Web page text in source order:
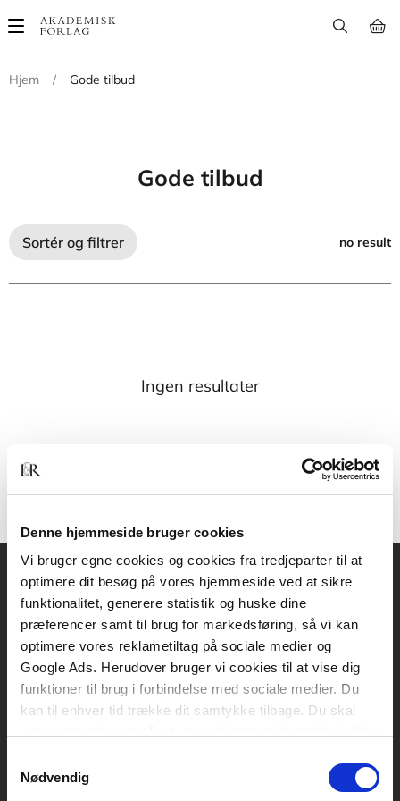
Denne hjemmeside bruger cookies
Vi bruger egne cookies og cookies fra tredjeparter til at
optimere dit besøg på vores hjemmeside ved at sikre
funktionalitet, generere statistik og huske dine
præferencer samt til brug for markedsføring, så vi kan
optimere vores reklametiltag på sociale medier og
Google Ads. Herudover bruger vi cookies til at vise dig
funktioner til brug i forbindelse med sociale medier. Du
kan til enhver tid trække dit samtykke tilbage. Du skal
tilbagetrækker et samtykke.
Nødvendig
Main
Hjem
/ Gode tilbud
Gode tilbud
Sortér og filtrer no result
Ingen resultater
Akademisk Forlag
Vognmagergade 11
1120 København K
CVR 76351910
Kontakt kundeservice